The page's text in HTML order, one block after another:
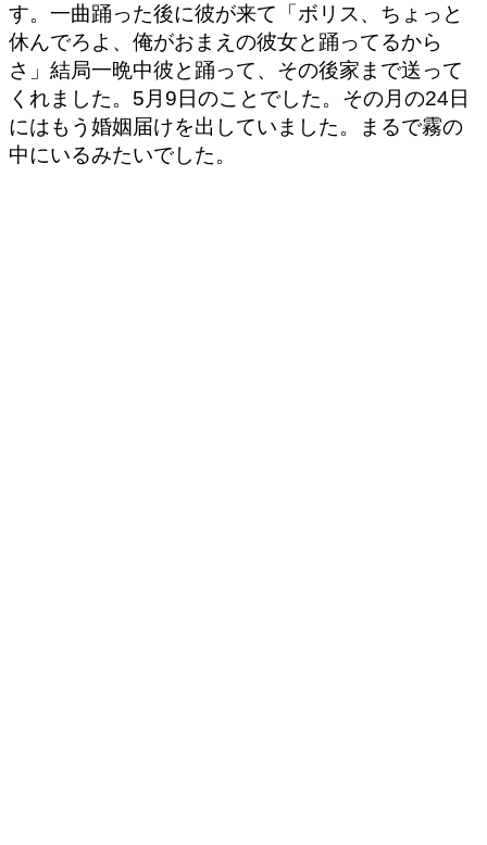
す。一曲踊った後に彼が来て「ボリス、ちょっと
休んでろよ、俺がおまえの彼女と踊ってるから
さ」結局一晩中彼と踊って、その後家まで送って
くれました。5月9日のことでした。その月の24日
にはもう婚姻届けを出していました。まるで霧の
中にいるみたいでした。